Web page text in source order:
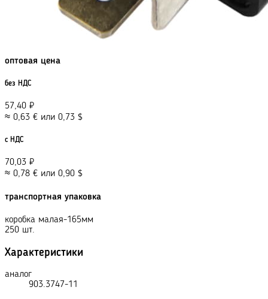
оптовая цена
без НДС
57,40 ₽
≈ 0,63 € или 0,73 $
с НДС
70,03 ₽
≈ 0,78 € или 0,90 $
транспортная упаковка
коробка малая-165мм
250 шт.
Характеристики
аналог
903.3747-11